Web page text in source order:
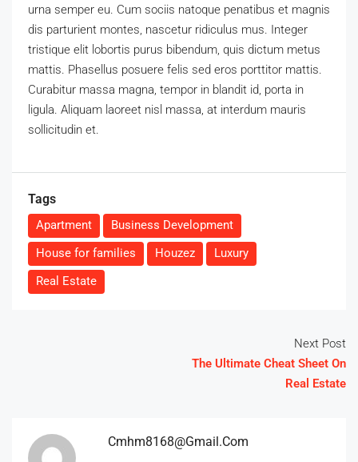
urna semper eu. Cum sociis natoque penatibus et magnis
dis parturient montes, nascetur ridiculus mus. Integer
tristique elit lobortis purus bibendum, quis dictum metus
mattis. Phasellus posuere felis sed eros porttitor mattis.
Curabitur massa magna, tempor in blandit id, porta in
ligula. Aliquam laoreet nisl massa, at interdum mauris
sollicitudin et.
Tags
Apartment
Business Development
House for families
Houzez
Luxury
Real Estate
Next Post
The Ultimate Cheat Sheet On
Real Estate
Cmhm8168@gmail.com